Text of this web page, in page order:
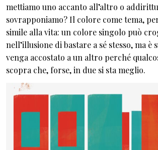
mettiamo uno accanto all’altro o
sovrapponiamo? Il colore come tema,
simile alla vita: un colore singolo può
nell’illusione di bastare a sé stesso, ma è
venga accostato a un altro perché
scopra che, forse, in due si sta meglio.